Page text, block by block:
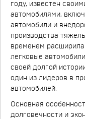
году, известен
автомобилями,
автомобили и
производства
временем
легковые
своей долгой
один из лидеров в
автомобилей.
Основная
долговечности и